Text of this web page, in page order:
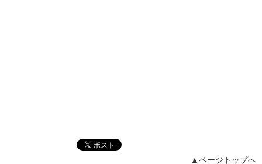
▲ページトップへ